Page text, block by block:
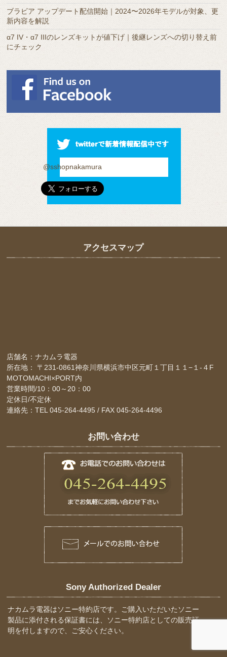
ブラビア アップデート配信開始｜2024〜2026年モデルが対象、更
新内容を解説
α7 IV・α7 IIIのレンズキットが値下げ｜後継レンズへの切り替え前
にチェック
@sshopnakamura
アクセスマップ
店舗名：ナカムラ電器
所在地： 〒231-0861神奈川県横浜市中区元町１丁目１１−１-４F
MOTOMACHI×PORT内
営業時間/10：00～20：00
定休日/不定休
連絡先：TEL 045-264-4495 / FAX 045-264-4496
お問い合わせ
Sony Authorized Dealer
ナカムラ電器はソニー特約店です。ご購入いただいたソニー
製品に添付される保証書には、ソニー特約店としての販売証
明を付しますので、ご安心ください。